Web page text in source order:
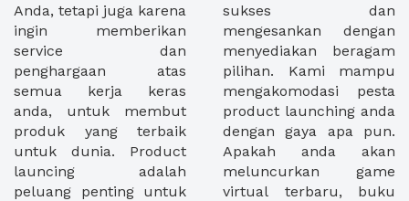
Anda, tetapi juga karena
ingin memberikan
service dan
penghargaan atas
semua kerja keras
anda, untuk membut
produk yang terbaik
untuk dunia. Product
launcing adalah
peluang penting untuk
sukses dan
mengesankan dengan
menyediakan beragam
pilihan. Kami mampu
mengakomodasi pesta
product launching anda
dengan gaya apa pun.
Apakah anda akan
meluncurkan game
virtual terbaru, buku